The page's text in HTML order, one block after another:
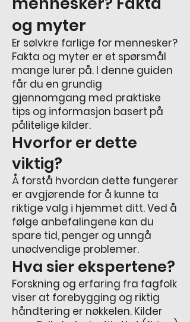
og myter
Er sølvkre farlige for mennesker?
Fakta og myter er et spørsmål
mange lurer på. I denne guiden
får du en grundig
gjennomgang med praktiske
tips og informasjon basert på
pålitelige kilder.
Hvorfor er dette
viktig?
Å forstå hvordan dette fungerer
er avgjørende for å kunne ta
riktige valg i hjemmet ditt. Ved å
følge anbefalingene kan du
spare tid, penger og unngå
unødvendige problemer.
Hva sier ekspertene?
Forskning og erfaring fra fagfolk
viser at forebygging og riktig
håndtering er nøkkelen. Kilder